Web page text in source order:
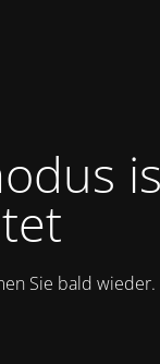
Sie bald wieder.